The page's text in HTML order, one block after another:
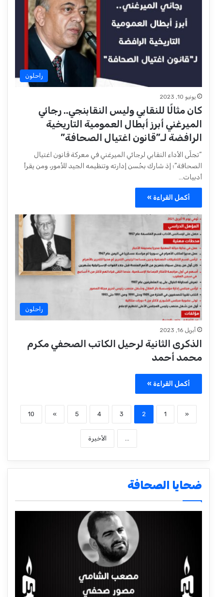
راحلون
يونيو 10, 2023
كان مثالًا للنقابي وليس ‏النقابنجي.. رجائي
الميرغني أبرز أبطال العمومية التاريخية
الرافضة لـ”قانون اغتيال الصحافة”
“تجلّى الأداء النقابي لرجائي الميرغني في معركة قانون اغتيال
الصحافة”؛ إذ شارك بحُسن إدارته ‏وتنظيمه الجيد للأمور، ومن يقرأ
أدبيات…
أكمل القراءة »
راحلون
أبريل 16, 2023
الذكرى الثانية لرحيل الكاتب الصحفي مكرم
محمد أحمد
أكمل القراءة »
«
1
2
3
4
5
»
10
الأخيرة
ضحايا الصحافة